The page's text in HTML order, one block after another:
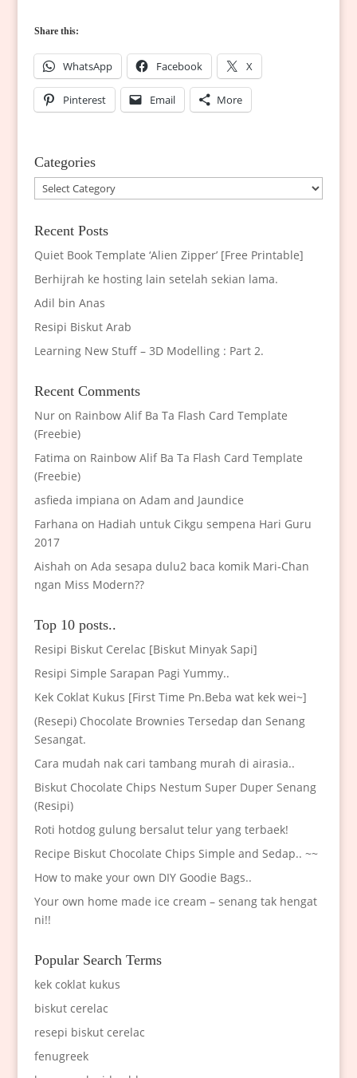
Share this:
WhatsApp Facebook X
Pinterest Email More
Categories
Categories
Recent Posts
Quiet Book Template ‘Alien Zipper’ [Free Printable]
Berhijrah ke hosting lain setelah sekian lama.
Adil bin Anas
Resipi Biskut Arab
Learning New Stuff – 3D Modelling : Part 2.
Recent Comments
Nuron Rainbow Alif Ba Ta Flash Card Template
(Freebie)
Fatima on Rainbow Alif Ba Ta Flash Card Template
(Freebie)
asfieda impiana on Adam and Jaundice
Farhana on Hadiah untuk Cikgu sempena Hari Guru
2017
Aishah on Ada sesapa dulu2 baca komik Mari-Chan
ngan Miss Modern??
Top 10 posts..
Resipi Biskut Cerelac [Biskut Minyak Sapi]
Resipi Simple Sarapan Pagi Yummy..
Kek Coklat Kukus [First Time Pn.Beba wat kek wei~]
(Resepi) Chocolate Brownies Tersedap dan Senang
Sesangat.
Cara mudah nak cari tambang murah di airasia..
Biskut Chocolate Chips Nestum Super Duper Senang
(Resipi)
Roti hotdog gulung bersalut telur yang terbaek!
Recipe Biskut Chocolate Chips Simple and Sedap.. ~~
How to make your own DIY Goodie Bags..
Your own home made ice cream – senang tak hengat
ni!!
Popular Search Terms
kek coklat kukus
biskut cerelac
resepi biskut cerelac
fenugreek